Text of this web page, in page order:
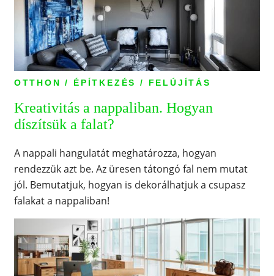
OTTHON / ÉPÍTKEZÉS / FELÚJÍTÁS
Kreativitás a nappaliban. Hogyan
díszítsük a falat?
A nappali hangulatát meghatározza, hogyan
rendezzük azt be. Az üresen tátongó fal nem mutat
jól. Bemutatjuk, hogyan is dekorálhatjuk a csupasz
falakat a nappaliban!